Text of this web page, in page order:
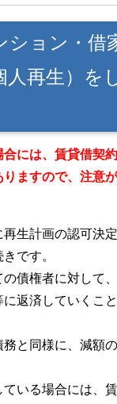
ション・
人再生）を
には、賃貸借契
ますので、注意
生計画の認可決
です。
債権者に対して
返済していくこ
と同様に、減額
いる場合には、